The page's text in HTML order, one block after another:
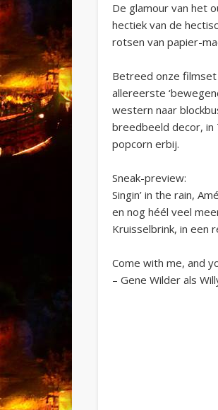
De glamour van het
hectiek van de
rotsen van papier-
Betreed onze
allereerste
western naar
breedbeeld decor,
popcorn erbij.
Sneak-preview:
Singin’ in the rain,
en nog héél veel
Kruisselbrink, in een
Come with me, and
– Gene Wilder als